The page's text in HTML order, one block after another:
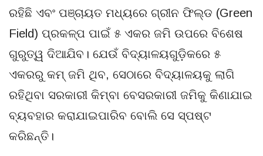
ରହିଛି ଏବଂ ପଞ୍ଚାୟତ ମଧ୍ୟରେ ଗ୍ରୀନ ଫିଲ୍ଡ (Green
Field) ପ୍ରକଳ୍ପ ପାଇଁ ୫ ଏକର ଜମି ଉପରେ ବିଶେଷ
ଗୁରୁତ୍ୱ ଦିଆଯିବ। ଯେଉଁ ବିଦ୍ୟାଳୟଗୁଡ଼ିକରେ ୫
ଏକରରୁ କମ୍ ଜମି ଥିବ, ସେଠାରେ ବିଦ୍ୟାଳୟକୁ ଲାଗି
ରହିଥିବା ସରକାରୀ କିମ୍ବା ବେସରକାରୀ ଜମିକୁ କିଣାଯାଇ
ବ୍ୟବହାର କରାଯାଇପାରିବ ବୋଲି ସେ ସ୍ପଷ୍ଟ
କରିଛନ୍ତି।